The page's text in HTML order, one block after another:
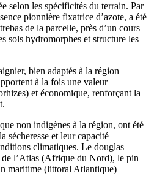
selon les spécificités du terrain. Par
pionnière fixatrice d’azote, a été
de la parcelle, près d’un cours
sols hydromorphes et structure les
bien adaptés à la région
à la fois une valeur
et économique, renforçant la
non indigènes à la région, ont été
sécheresse et leur capacité
climatiques. Le douglas
l’Atlas (Afrique du Nord), le pin
maritime (littoral Atlantique)